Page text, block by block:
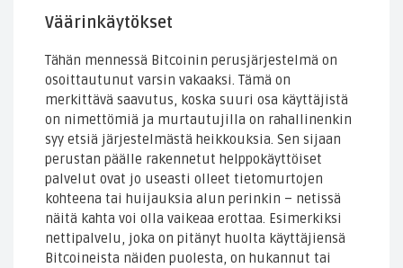
Väärinkäytökset
Tähän mennessä Bitcoinin perusjärjestelmä on
osoittautunut varsin vakaaksi. Tämä on
merkittävä saavutus, koska suuri osa käyttäjistä
on nimettömiä ja murtautujilla on rahallinenkin
syy etsiä järjestelmästä heikkouksia. Sen sijaan
perustan päälle rakennetut helppokäyttöiset
palvelut ovat jo useasti olleet tietomurtojen
kohteena tai huijauksia alun perinkin – netissä
näitä kahta voi olla vaikeaa erottaa. Esimerkiksi
nettipalvelu, joka on pitänyt huolta käyttäjiensä
Bitcoineista näiden puolesta, on hukannut tai